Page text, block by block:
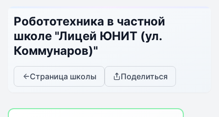
Робототехника в частной
школе "Лицей ЮНИТ (ул.
Коммунаров)"
Страница школы Поделиться